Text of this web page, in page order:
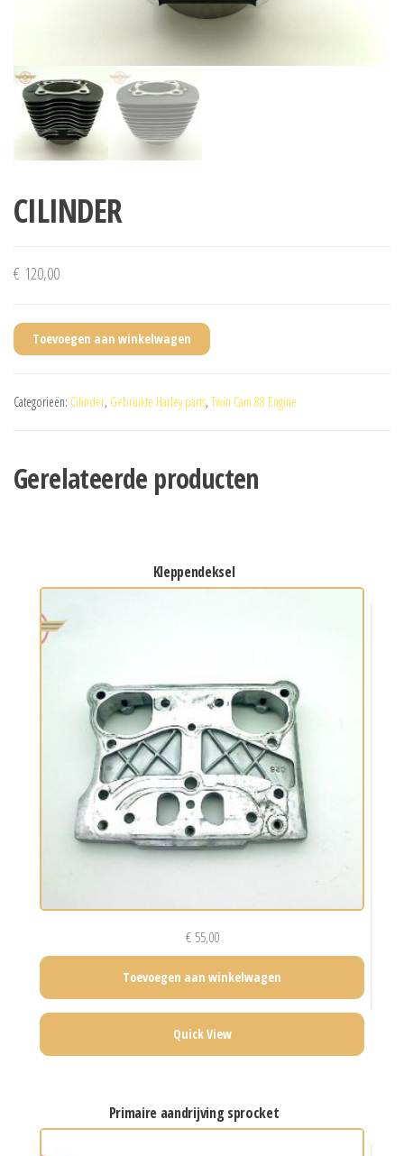
CILINDER
€ 120,00
Toevoegen aan winkelwagen
Categorieën: Cilinder, Gebruikte Harley parts, Twin Cam 88 Engine
Gerelateerde producten
kleppendeksel
€55,00
Toevoegen aan winkelwagen
Quick View
primaire aandrijving sprocket